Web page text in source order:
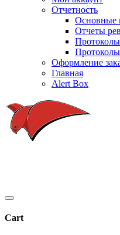
Отчетность
Основные
Отчеты
Оформление
Главная
Alert Box
Cart